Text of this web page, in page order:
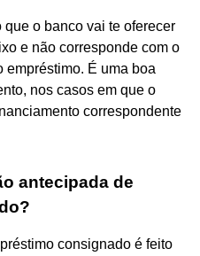
o banco vai te oferecer
e não corresponde com o
empréstimo. É uma boa
nos casos em que o
correspondente
antecipada de
consignado é feito